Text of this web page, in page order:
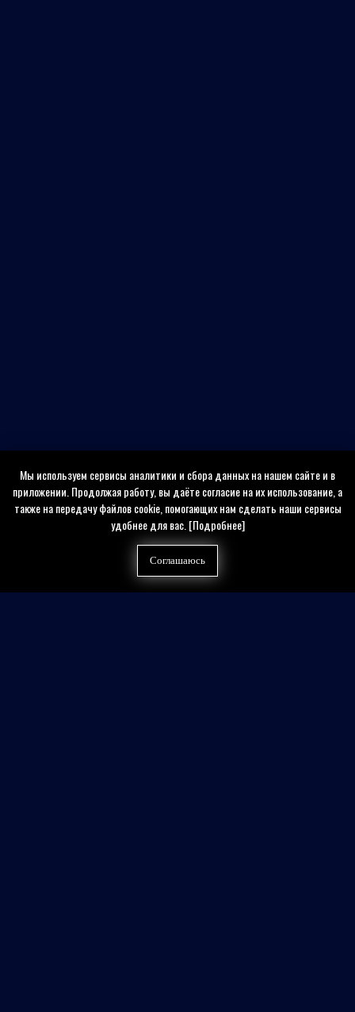
Мы используем сервисы аналитики и сбора данных на нашем сайте и в
приложении. Продолжая работу, вы даёте согласие на их использование, а
также на передачу файлов cookie, помогающих нам сделать наши сервисы
удобнее для вас.[Подробнее]
Соглашаюсь